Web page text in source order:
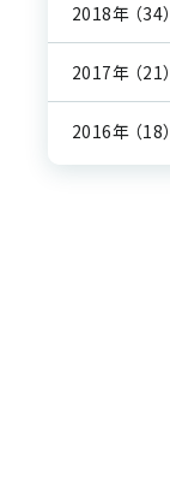
2018年 （34）
2017年 （21）
2016年 （18）